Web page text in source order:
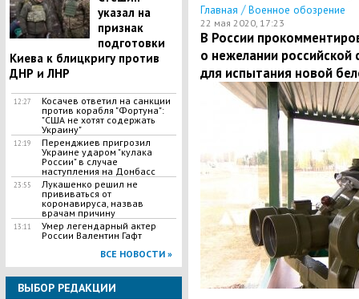
указал на
признак
подготовки
Киева к блицкригу против
ДНР и ЛНР
12:27
​Косачев ответил на санкции
против корабля "Фортуна":
"США не хотят содержать
Украину"
12:19
Перенджиев пригрозил
Украине ударом "кулака
России" в случае
наступления на Донбасс
23:55
Лукашенко решил не
прививаться от
коронавируса, назвав
врачам причину
13:11
Умер легендарный актер
России Валентин Гафт
ВСЕ НОВОСТИ »
ВЫБОР РЕДАКЦИИ
Главная / Военное обозрение
22 мая 2020, 17:23
В России
о нежелании
для испытания новой